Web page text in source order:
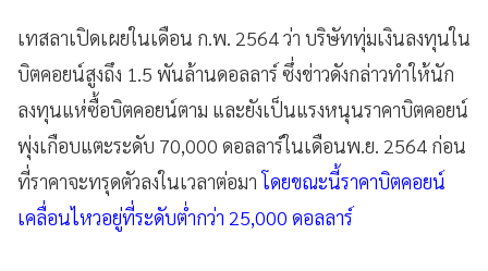
เทสลาเปิดเผยในเดือน ก.พ. 2564 ว่า บริษัททุ่มเงินลงทุนใน
บิตคอยน์สูงถึง 1.5 พันล้านดอลลาร์ ซึ่งข่าวดังกล่าวทำให้นัก
ลงทุนแห่ซื้อบิตคอยน์ตาม และยังเป็นแรงหนุนราคาบิตคอยน์
พุ่งเกือบแตะระดับ 70,000 ดอลลาร์ในเดือนพ.ย. 2564 ก่อน
ที่ราคาจะทรุดตัวลงในเวลาต่อมาโดยขณะนี้ราคาบิตคอยน์
เคลื่อนไหวอยู่ที่ระดับต่ำกว่า 25,000 ดอลลาร์